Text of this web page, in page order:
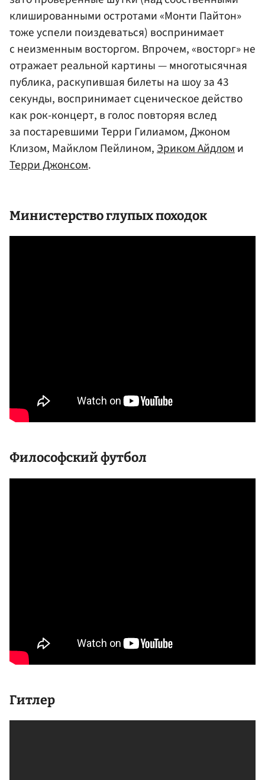
клишированными остротами «Монти Пайтон»
тоже успели поиздеваться) воспринимает
с неизменным восторгом. Впрочем, «восторг» не
отражает реальной картины — многотысячная
публика, раскупившая билеты на шоу за 43
секунды, воспринимает сценическое действо
как рок-концерт, в голос повторяя вслед
за постаревшими Терри Гилиамом, Джоном
Клизом, Майклом Пейлином,Эриком Айдломи
Терри Джонсом.
Министерство глупых походок
Философский футбол
Гитлер